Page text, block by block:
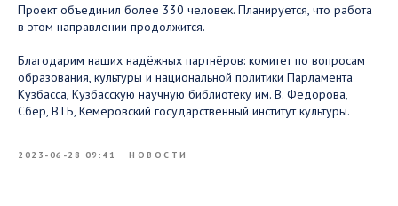
Проект объединил более 330 человек. Планируется, что работа
в этом направлении продолжится.
Благодарим наших надёжных партнёров: комитет по вопросам
образования, культуры и национальной политики Парламента
Кузбасса, Кузбасскую научную библиотеку им. В. Федорова,
Сбер, ВТБ, Кемеровский государственный институт культуры.
2023-06-28 09:41 НОВОСТИ